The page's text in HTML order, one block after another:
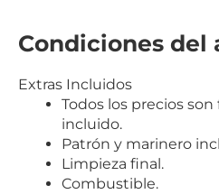
Condiciones del
Extras Incluidos
Todos los precios son
incluido.
Patrón y marinero
Limpieza final.
Combustible.